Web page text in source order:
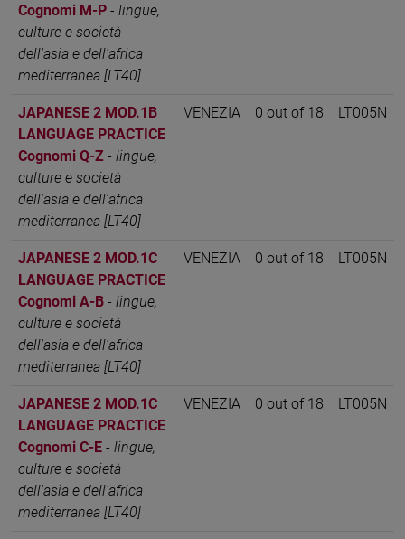
Cognomi M-P - lingue,
culture e società
dell'asia e dell'africa
mediterranea [LT40]
JAPANESE 2 MOD.1B
LANGUAGE PRACTICE
Cognomi Q-Z - lingue,
culture e società
dell'asia e dell'africa
mediterranea [LT40]
VENEZIA 0 out of 18 LT005N
JAPANESE 2 MOD.1C
LANGUAGE PRACTICE
Cognomi A-B - lingue,
culture e società
dell'asia e dell'africa
mediterranea [LT40]
VENEZIA 0 out of 18 LT005N
JAPANESE 2 MOD.1C
LANGUAGE PRACTICE
Cognomi C-E - lingue,
culture e società
dell'asia e dell'africa
mediterranea [LT40]
VENEZIA 0 out of 18 LT005N